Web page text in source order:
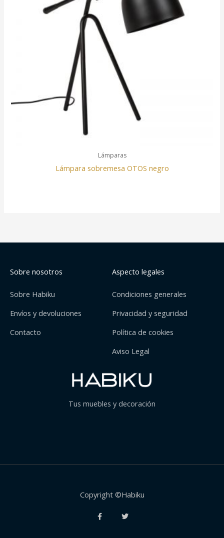
Lámparas
Lámpara sobremesa OTOS negro
Sobre nosotros
Sobre Habiku
Envíos y devoluciones
Contacto
Aspecto legales
Condiciones generales
Privacidad y seguridad
Política de cookies
Aviso Legal
Tus muebles y decoración
Copyright ©Habiku